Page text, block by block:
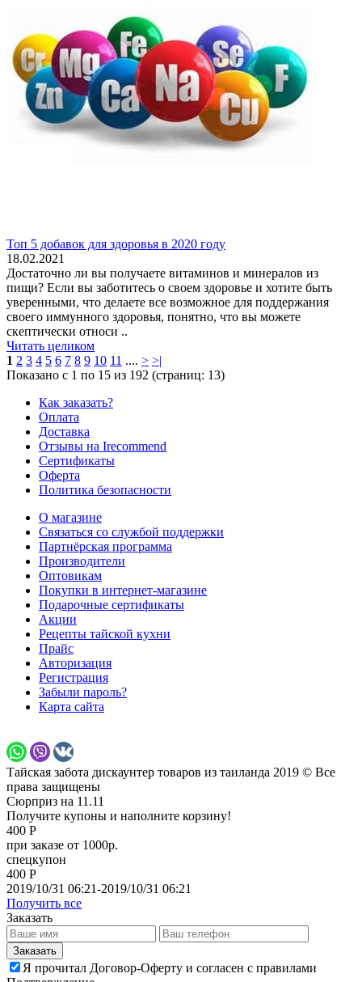
Топ 5 добавок для здоровья в 2020 году
18.02.2021
Достаточно ли вы получаете витаминов и минералов из
пищи? Если вы заботитесь о своем здоровье и хотите быть
уверенными, что делаете все возможное для поддержания
своего иммунного здоровья, понятно, что вы можете
скептически относи ..
Читать целиком
1 2 3 4 5 6 7 8 9 10 11 .... > >|
Показано с 1 по 15 из 192 (страниц: 13)
Как заказать?
Оплата
Доставка
Отзывы на Irecommend
Сертификаты
Оферта
Политика безопасности
О магазине
Связаться со службой поддержки
Партнёрская программа
Производители
Оптовикам
Покупки в интернет-магазине
Подарочные сертификаты
Акции
Рецепты тайской кухни
Прайс
Авторизация
Регистрация
Забыли пароль?
Карта сайта
Тайская забота дискаунтер товаров из таиланда 2019 © Все
права защищены
Сюрприз на 11.11
Получите купоны и наполните корзину!
400 Р
при заказе от 1000р.
спецкупон
400 Р
2019/10/31 06:21-2019/10/31 06:21
Получить все
Заказать
Я прочитал Договор-Оферту и согласен с правилами